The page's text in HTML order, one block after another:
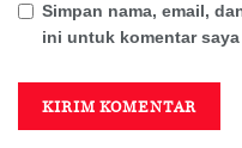
Simpan nama, email,
ini untuk komentar